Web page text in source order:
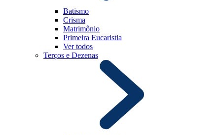
Batismo
Crisma
Matrimônio
Primeira Eucaristia
Ver todos
Terços e Dezenas